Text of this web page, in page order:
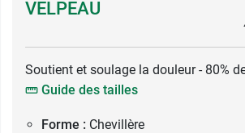
VELPEAU
Soutient et soulage la douleur - 80%
Guide des tailles
Forme : Chevillère